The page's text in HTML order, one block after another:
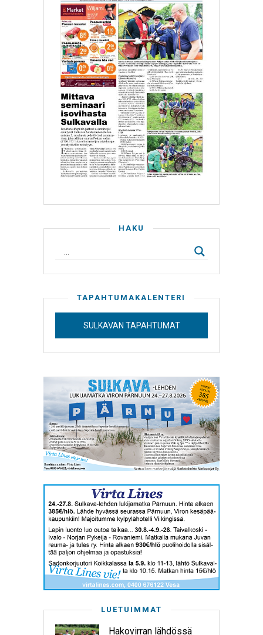
HAKU
TAPAHTUMAKALENTERI
SULKAVAN TAPAHTUMAT
LUETUIMMAT
Hakovirran lähdössä